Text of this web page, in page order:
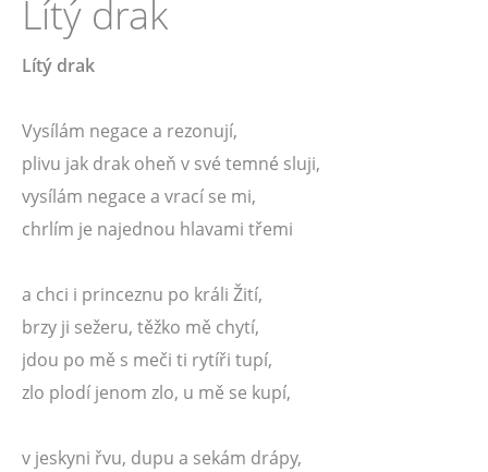
Lítý drak
Lítý drak
Vysílám negace a rezonují,
plivu jak drak oheň v své temné sluji,
vysílám negace a vrací se mi,
chrlím je najednou hlavami třemi
a chci i princeznu po králi Žití,
brzy ji sežeru, těžko mě chytí,
jdou po mě s meči ti rytíři tupí,
zlo plodí jenom zlo, u mě se kupí,
v jeskyni řvu, dupu a sekám drápy,